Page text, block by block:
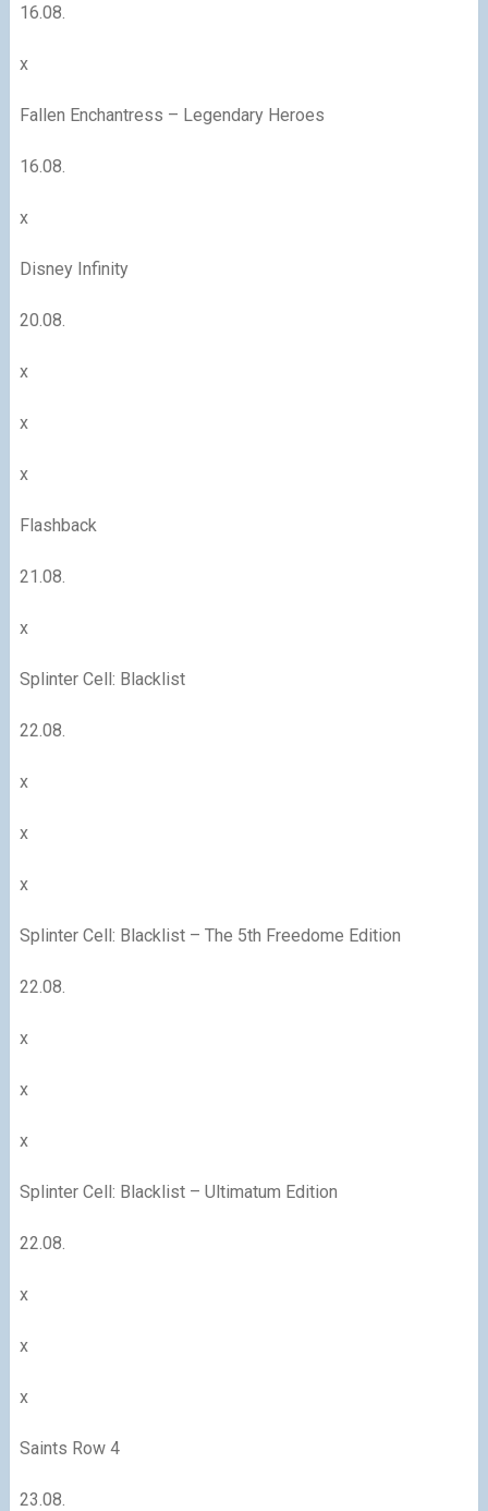
16.08.
x
Fallen Enchantress – Legendary Heroes
16.08.
x
Disney Infinity
20.08.
x
x
x
Flashback
21.08.
x
Splinter Cell: Blacklist
22.08.
x
x
x
Splinter Cell: Blacklist – The 5th Freedome Edition
22.08.
x
x
x
Splinter Cell: Blacklist – Ultimatum Edition
22.08.
x
x
x
Saints Row 4
23.08.